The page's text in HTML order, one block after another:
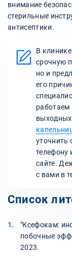
внимание
стерильные
антисептики.
В
срочную
но и
его
работаем
уточнить
телефону
сайте.
с вами в
Список
"Ксефокам:
побочные
2023.